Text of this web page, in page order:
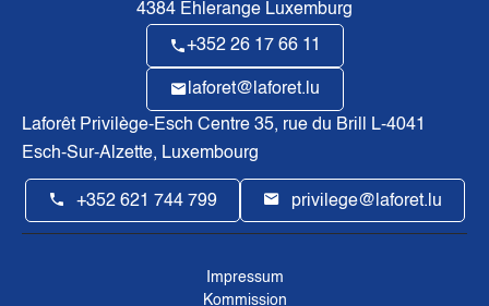
4384 Ehlerange Luxemburg
+352 26 17 66 11
laforet@laforet.lu
Laforêt Privilège-Esch Centre 35, rue du Brill L-4041
Esch-Sur-Alzette, Luxembourg
+352 621 744 799 privilege@laforet.lu
Impressum
Kommission